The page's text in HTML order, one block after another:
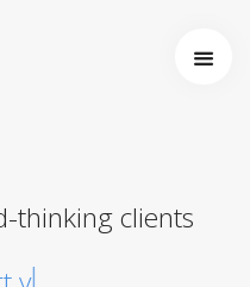
Projekte
thinking clients